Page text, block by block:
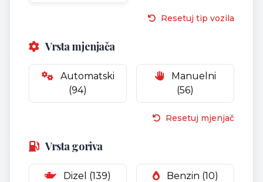
Resetuj tip vozila
Vrsta mjenjača
Automatski
(94)
Manuelni
(56)
Resetuj mjenjač
Vrsta goriva
Dizel (139) Benzin (10)